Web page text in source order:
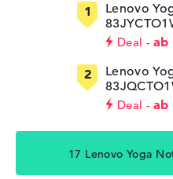
Lenovo
Deal
ab
Lenovo
Deal ab
17 Lenovo Yoga